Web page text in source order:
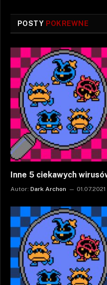
POSTY POKREWNE
Inne 5 ciekawych
Autor: Dark Archon 01.07.2021